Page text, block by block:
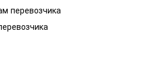
перевозчика